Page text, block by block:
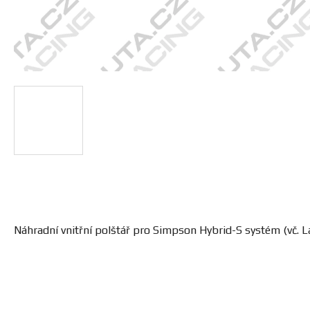
Náhradní vnitřní polštář pro Simpson Hybrid-S systém (vč.